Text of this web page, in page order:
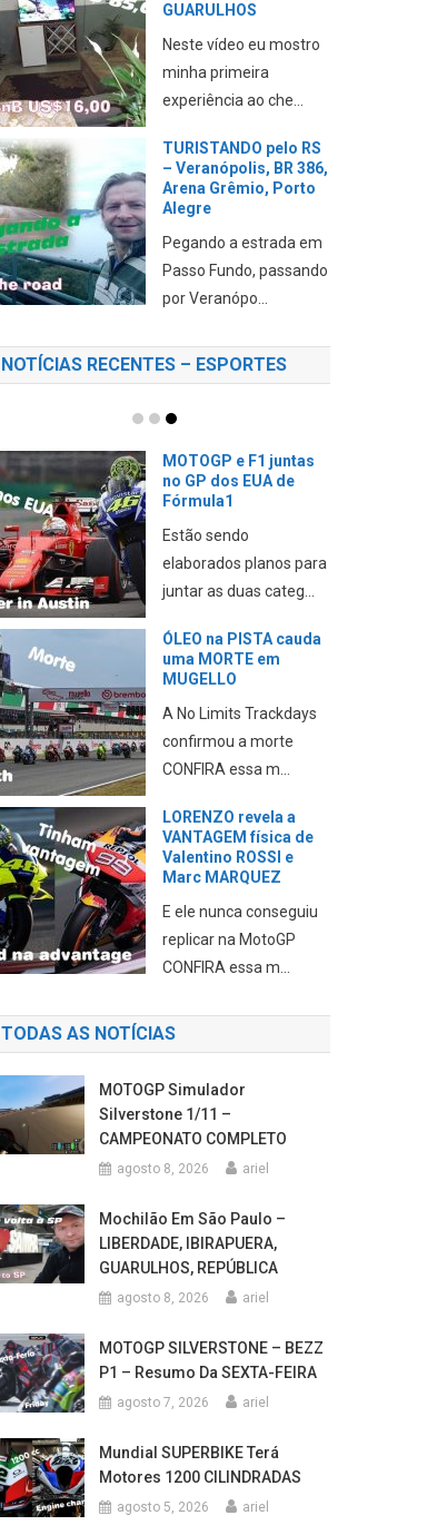
GUARULHOS
Neste vídeo eu mostro
minha primeira
experiência ao che...
TURISTANDO pelo RS
– Veranópolis, BR 386,
Arena Grêmio, Porto
Alegre
Pegando a estrada em
Passo Fundo, passando
por Veranópo...
NOTÍCIAS RECENTES – ESPORTES
MOTOGP e F1 juntas
no GP dos EUA de
Fórmula1
Estão sendo
elaborados planos para
juntar as duas categ...
ÓLEO na PISTA cauda
uma MORTE em
MUGELLO
A No Limits Trackdays
confirmou a morte
CONFIRA essa m...
LORENZO revela a
VANTAGEM física de
Valentino ROSSI e
Marc MARQUEZ
E ele nunca conseguiu
replicar na MotoGP
CONFIRA essa m...
TODAS AS NOTÍCIAS
MOTOGP Simulador
Silverstone 1/11 –
CAMPEONATO COMPLETO
agosto 8, 2026 ariel
Mochilão Em São Paulo –
LIBERDADE, IBIRAPUERA,
GUARULHOS, REPÚBLICA
agosto 8, 2026 ariel
MOTOGP SILVERSTONE – BEZZ
P1 – Resumo Da SEXTA-FEIRA
agosto 7, 2026 ariel
Mundial SUPERBIKE Terá
Motores 1200 CILINDRADAS
agosto 5, 2026 ariel